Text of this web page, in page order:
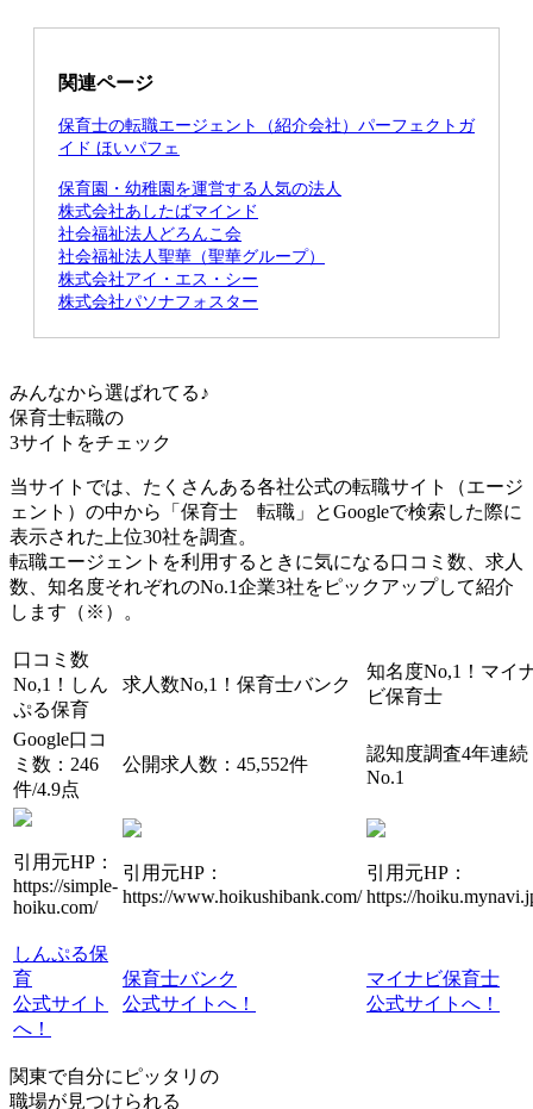
関連ページ
保育士の転職エージェント（紹介会社）パーフェクトガ
イド ほいパフェ
保育園・幼稚園を運営する人気の法人
株式会社あしたばマインド
社会福祉法人どろんこ会
社会福祉法人聖華（聖華グループ）
株式会社アイ・エス・シー
株式会社パソナフォスター
みんなから選ばれてる♪
保育士転職の
3サイト をチェック
当サイトでは、たくさんある各社公式の転職サイト（エージ
ェント）の中から「保育士 転職」とGoogleで検索した際に
表示された上位30社を調査。
転職エージェントを利用するときに気になる口コミ数、求人
数、知名度それぞれのNo.1企業3社をピックアップして紹介
します（※）。
口コミ数
No,1！ しん
ぷる保育
求人数No,1！ 保育士バンク
知名度No,1！ マイ
ビ保育士
Google口コ
ミ数：246
件/4.9点
公開求人数：45,552件
認知度調査4年連続
No.1
引用元HP：
https://simple-
hoiku.com/
引用元HP：
https://www.hoikushibank.com/
引用元HP：
https://
しんぷる保
育
公式サイト
へ！
保育士バンク
公式サイトへ！
マイナビ保育士
公式サイトへ！
関東で自分にピッタリの
職場が見つけられる